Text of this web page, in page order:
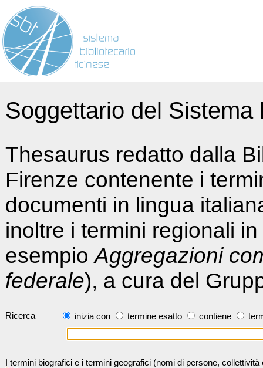
Soggettario del
Thesaurus redatto dalla
Firenze contenente i
documenti in lingua
inoltre i termini regionali
esempioAggregazioni
federale), a cura del
Ricerca inizia con termine esatto contiene
I termini biografici e i termini geografici (nomi di persone,